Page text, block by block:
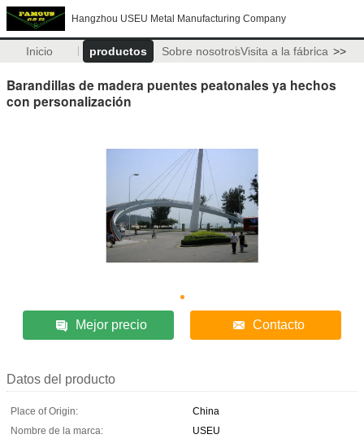
Hangzhou USEU Metal Manufacturing Company
Inicio productos Sobre nosotrosVisita a la fábrica >>
Barandillas de madera puentes peatonales ya hechos
con personalización
Mejor precio Contacto
Datos del producto
Place of Origin:
China
Nombre de la marca:
USEU